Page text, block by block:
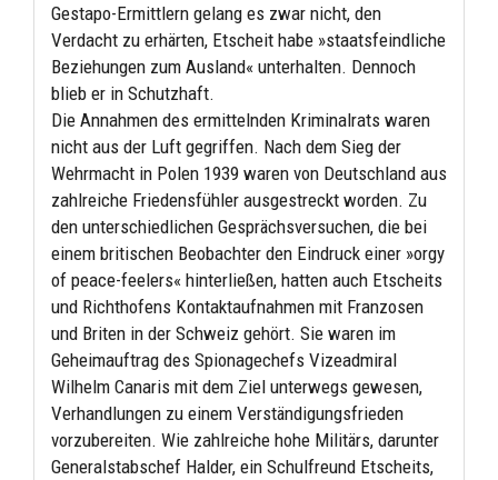
Gestapo-Ermittlern gelang es zwar nicht, den
Verdacht zu erhärten, Etscheit habe »staatsfeindliche
Beziehungen zum Ausland« unterhalten. Dennoch
blieb er in Schutzhaft.
Die Annahmen des ermittelnden Kriminalrats waren
nicht aus der Luft gegriffen. Nach dem Sieg der
Wehrmacht in Polen 1939 waren von Deutschland aus
zahlreiche Friedensfühler ausgestreckt worden. Zu
den unterschiedlichen Gesprächsversuchen, die bei
einem britischen Beobachter den Eindruck einer »orgy
of peace-feelers« hinterließen, hatten auch Etscheits
und Richthofens Kontaktaufnahmen mit Franzosen
und Briten in der Schweiz gehört. Sie waren im
Geheimauftrag des Spionagechefs Vizeadmiral
Wilhelm Canaris mit dem Ziel unterwegs gewesen,
Verhandlungen zu einem Verständigungsfrieden
vorzubereiten. Wie zahlreiche hohe Militärs, darunter
Generalstabschef Halder, ein Schulfreund Etscheits,